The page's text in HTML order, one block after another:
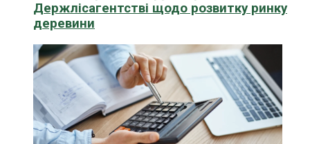
Держлісагентстві щодо розвитку ринку
деревини